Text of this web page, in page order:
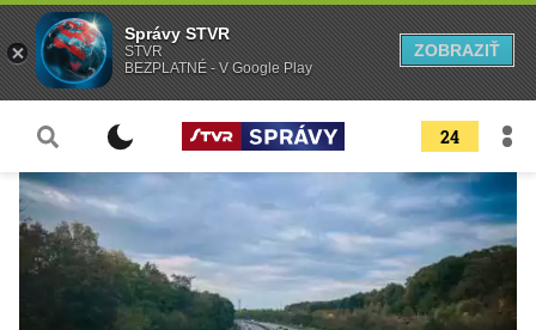
24
Správy STVR
STVR
BEZPLATNÉ - V Google Play
ZOBRAZIŤ